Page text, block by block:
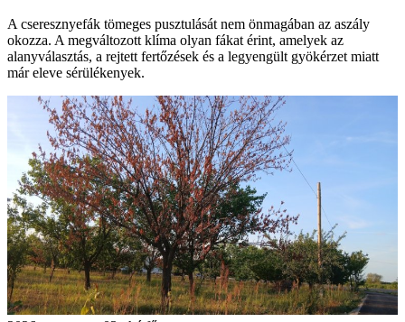
A cseresznyefák tömeges pusztulását nem önmagában az aszály
okozza. A megváltozott klíma olyan fákat érint, amelyek az
alanyválasztás, a rejtett fertőzések és a legyengült gyökérzet miatt
már eleve sérülékenyek.